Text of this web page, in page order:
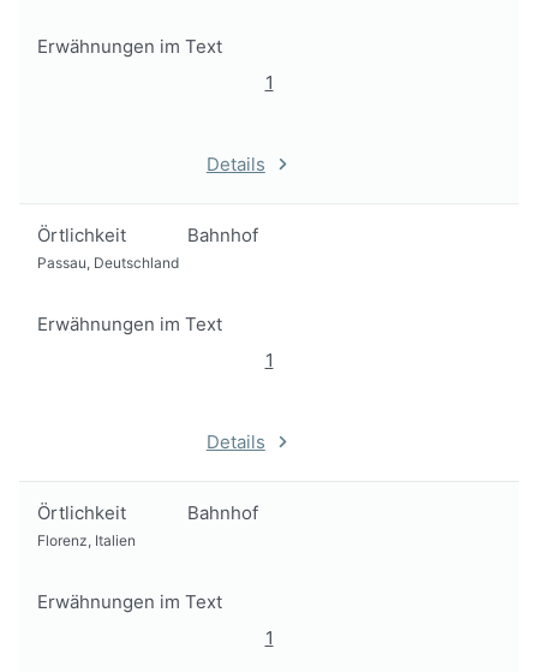
Erwähnungen im Text
1
Details
Örtlichkeit Bahnhof
Passau, Deutschland
Erwähnungen im Text
1
Details
Örtlichkeit Bahnhof
Florenz, Italien
Erwähnungen im Text
1